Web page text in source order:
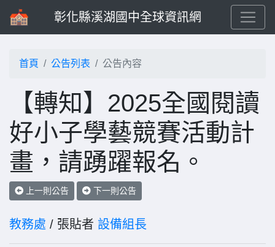
彰化縣溪湖國中全球資訊網
首頁 公告列表 公告內容
【轉知】2025全國閱讀
好小子學藝競賽活動計
畫，請踴躍報名。
上一則公告 下一則公告
教務處 / 張貼者 設備組長